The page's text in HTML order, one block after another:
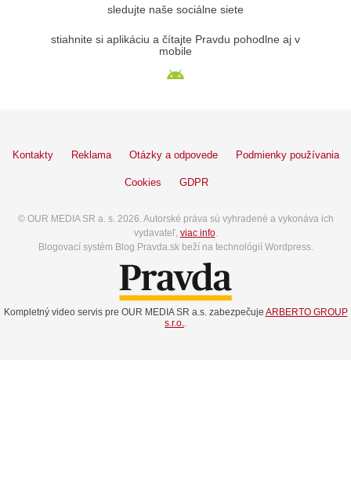
sledujte naše sociálne siete
stiahnite si aplikáciu a čítajte Pravdu pohodlne aj v
mobile
Kontakty Reklama Otázky a odpovede Podmienky používania
Cookies GDPR
© OUR MEDIA SR a. s. 2026. Autorské práva sú vyhradené a vykonáva ich
vydavateľ, viac info.
Blogovací systém Blog.Pravda.sk beží na technológií Wordpress.
Kompletný video servis pre OUR MEDIA SR a.s. zabezpečuje ARBERTO GROUP
s.r.o.